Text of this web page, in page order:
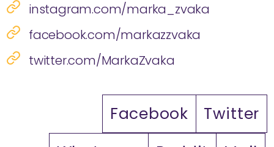
instagram.com/marka_zvaka
facebook.com/markazzvaka
twitter.com/MarkaZvaka
Facebook
Twitter